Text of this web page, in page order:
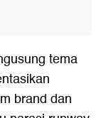
tema
brand dan